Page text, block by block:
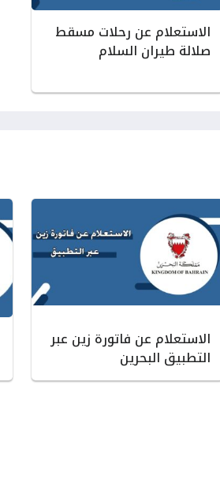
الاستعلام عن رحلات مسقط
صلالة طيران السلام
الاستعلام عن فاتورة زين عبر
التطبيق البحرين